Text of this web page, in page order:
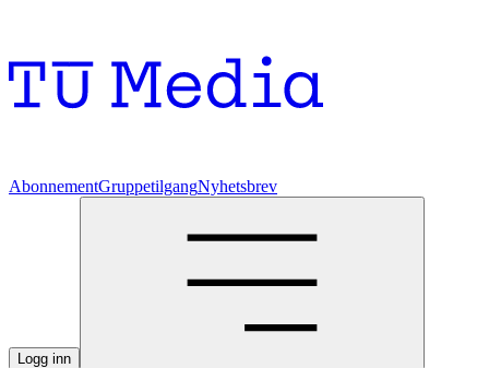
AbonnementGruppetilgangNyhetsbrev
Logg inn